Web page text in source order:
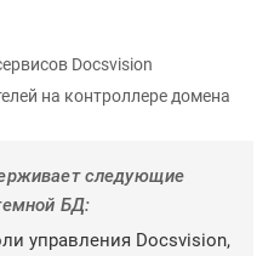
Docsvision
на контроллере домена
следующие
БД:
управления Docsvision,